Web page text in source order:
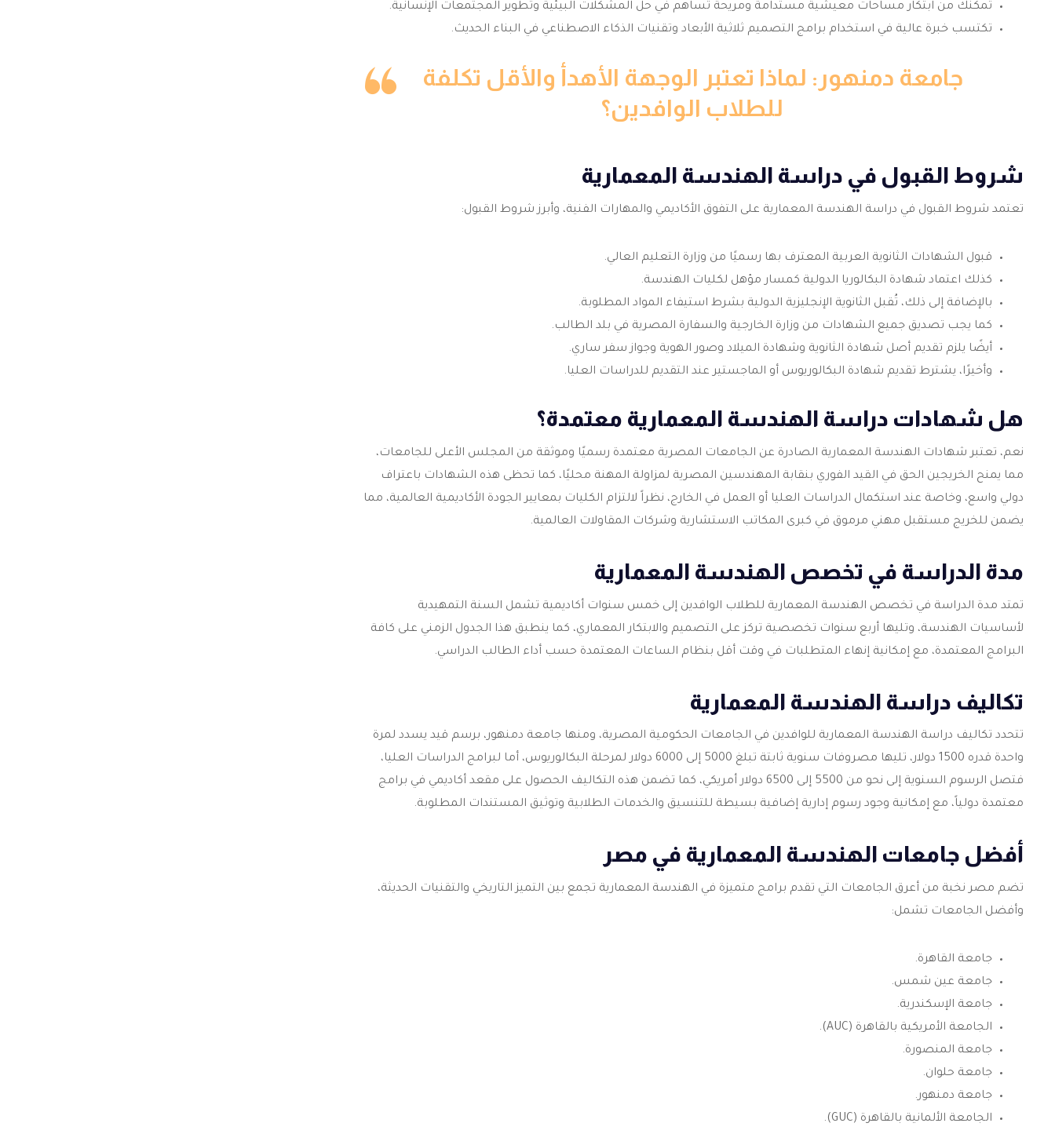
تمكنك من ابتكار مساحات معيشية مستدامة ومريحة تساهم في حل المشكلات البيئية وتطوير المجتمعات الإنسانية.
تكتسب خبرة عالية في استخدام برامج التصميم ثلاثية الأبعاد وتقنيات الذكاء الاصطناعي في البناء الحديث.
جامعة دمنهور: لماذا تعتبر الوجهة الأهدأ والأقل تكلفة
للطلاب الوافدين؟
شروط القبول في دراسة الهندسة المعمارية
تعتمد شروط القبول في دراسة الهندسة المعمارية على التفوق الأكاديمي والمهارات الفنية، وأبرز شروط القبول:
قبول الشهادات الثانوية العربية المعترف بها رسميًا من وزارة التعليم العالي.
كذلك اعتماد شهادة البكالوريا الدولية كمسار مؤهل لكليات الهندسة.
بالإضافة إلى ذلك، تُقبل الثانوية الإنجليزية الدولية بشرط استيفاء المواد المطلوبة.
كما يجب تصديق جميع الشهادات من وزارة الخارجية والسفارة المصرية في بلد الطالب.
أيضًا يلزم تقديم أصل شهادة الثانوية وشهادة الميلاد وصور الهوية وجواز سفر ساري.
وأخيرًا، يشترط تقديم شهادة البكالوريوس أو الماجستير عند التقديم للدراسات العليا.
هل شهادات دراسة الهندسة المعمارية معتمدة؟
نعم، تعتبر شهادات الهندسة المعمارية الصادرة عن الجامعات المصرية معتمدة رسميًا وموثقة من المجلس الأعلى للجامعات،
مما يمنح الخريجين الحق في القيد الفوري بنقابة المهندسين المصرية لمزاولة المهنة محليًا، كما تحظى هذه الشهادات باعتراف
دولي واسع، وخاصة عند استكمال الدراسات العليا أو العمل في الخارج، نظراً لالتزام الكليات بمعايير الجودة الأكاديمية العالمية، مما
يضمن للخريج مستقبل مهني مرموق في كبرى المكاتب الاستشارية وشركات المقاولات العالمية.
مدة الدراسة في تخصص الهندسة المعمارية
تمتد مدة الدراسة في تخصص الهندسة المعمارية للطلاب الوافدين إلى خمس سنوات أكاديمية تشمل السنة التمهيدية
لأساسيات الهندسة، وتليها أربع سنوات تخصصية تركز على التصميم والابتكار المعماري، كما ينطبق هذا الجدول الزمني على كافة
البرامج المعتمدة، مع إمكانية إنهاء المتطلبات في وقت أقل بنظام الساعات المعتمدة حسب أداء الطالب الدراسي.
تكاليف دراسة الهندسة المعمارية
تتحدد تكاليف دراسة الهندسة المعمارية للوافدين في الجامعات الحكومية المصرية، ومنها جامعة دمنهور، برسم قيد يسدد لمرة
واحدة قدره 1500 دولار، تليها مصروفات سنوية ثابتة تبلغ 5000 إلى 6000 دولار لمرحلة البكالوريوس، أما لبرامج الدراسات العليا،
فتصل الرسوم السنوية إلى نحو من 5500 إلى 6500 دولار أمريكي، كما تضمن هذه التكاليف الحصول على مقعد أكاديمي في برامج
معتمدة دولياً، مع إمكانية وجود رسوم إدارية إضافية بسيطة للتنسيق والخدمات الطلابية وتوثيق المستندات المطلوبة.
أفضل جامعات الهندسة المعمارية في مصر
تضم مصر نخبة من أعرق الجامعات التي تقدم برامج متميزة في الهندسة المعمارية تجمع بين التميز التاريخي والتقنيات الحديثة،
وأفضل الجامعات تشمل:
جامعة القاهرة.
جامعة عين شمس.
جامعة الإسكندرية.
الجامعة الأمريكية بالقاهرة (AUC).
جامعة المنصورة.
جامعة حلوان.
جامعة دمنهور.
الجامعة الألمانية بالقاهرة (GUC).